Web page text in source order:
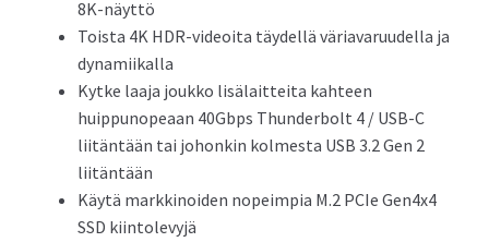
8K-näyttö
Toista 4K HDR-videoita täydellä väriavaruudella ja
dynamiikalla
Kytke laaja joukko lisälaitteita kahteen
huippunopeaan 40Gbps Thunderbolt 4 / USB-C
liitäntään tai johonkin kolmesta USB 3.2 Gen 2
liitäntään
Käytä markkinoiden nopeimpia M.2 PCIe Gen4x4
SSD kiintolevyjä